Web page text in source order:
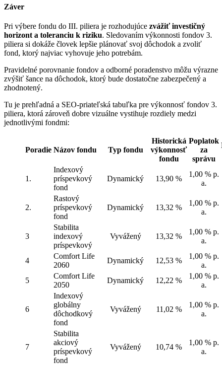
Záver
Pri výbere fondu do III. piliera je rozhodujúce zvážiť investičný
horizont a toleranciu k riziku. Sledovaním výkonnosti fondov 3.
piliera si dokáže človek lepšie plánovať svoj dôchodok a zvoliť
fond, ktorý najviac vyhovuje jeho potrebám.
Pravidelné porovnanie fondov a odborné poradenstvo môžu výrazne
zvýšiť šance na dôchodok, ktorý bude dostatočne zabezpečený a
zhodnotený.
Tu je prehľadná a SEO-priateľská tabuľka pre výkonnosť fondov 3.
piliera, ktorá zároveň dobre vizuálne vystihuje rozdiely medzi
jednotlivými fondmi:
Poradie Názov fondu Typ fondu
Historická
výkonnosť
fondu
Poplatok
za
správu
1.
Indexový
príspevkový
fond
Dynamický 13,90 %
1,00 % p.
a.
2.
Rastový
príspevkový
fond
Dynamický 13,32 %
1,00 % p.
a.
3
Stabilita
indexový
príspevkový
Vyvážený 13,32 %
1,00 % p.
a.
4
Comfort Life
2060
Dynamický 12,53 %
1,00 % p.
a.
5
Comfort Life
2050
Dynamický 12,22 %
1,00 % p.
a.
6
Indexový
globálny
dôchodkový
fond
Vyvážený 11,02 %
1,00 % p.
a.
7
Stabilita
akciový
príspevkový
fond
Vyvážený 10,74 %
1,00 % p.
a.